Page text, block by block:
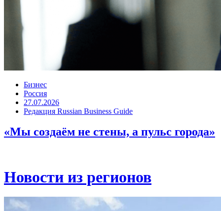
Бизнес
Россия
27.07.2026
Редакция Russian Business Guide
«Мы создаём не стены, а пульс города»
Новости из регионов